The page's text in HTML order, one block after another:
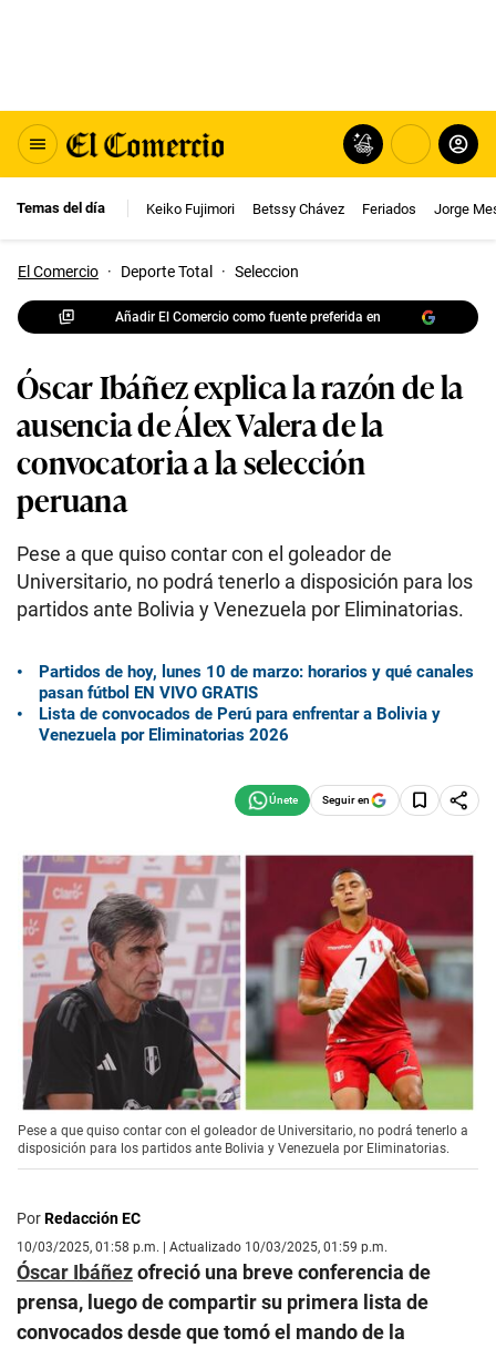
Temas del día Keiko Fujimori Betssy Chávez Feriados Jorge
El Comercio · Deporte Total · Seleccion
Añadir El Comercio como fuente preferida en
Óscar Ibáñez explica la razón de la
ausencia de Álex Valera de la
convocatoria a la selección
peruana
Pese a que quiso contar con el goleador de
Universitario, no podrá tenerlo a disposición para los
partidos ante Bolivia y Venezuela por Eliminatorias.
Partidos de hoy, lunes 10 de marzo: horarios y qué canales
pasan fútbol EN VIVO GRATIS
Lista de convocados de Perú para enfrentar a Bolivia y
Venezuela por Eliminatorias 2026
Seguir en
Pese a que quiso contar con el goleador de Universitario, no podrá tenerlo a
disposición para los partidos ante Bolivia y Venezuela por Eliminatorias.
PorRedacción EC
10/03/2025, 01:58 p.m. | Actualizado 10/03/2025, 01:59 p.m.
Óscar Ibáñezofreció una breve conferencia de
prensa, luego de compartir su primera lista de
convocados desde que tomó el mando de la